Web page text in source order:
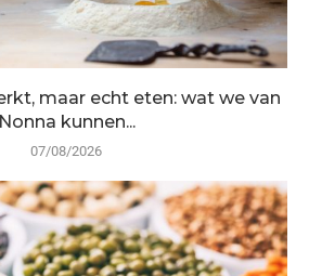
maar echt eten: wat we van
Nonna kunnen...
07/08/2026